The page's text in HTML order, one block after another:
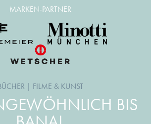
| FILME & KUNST
BIS